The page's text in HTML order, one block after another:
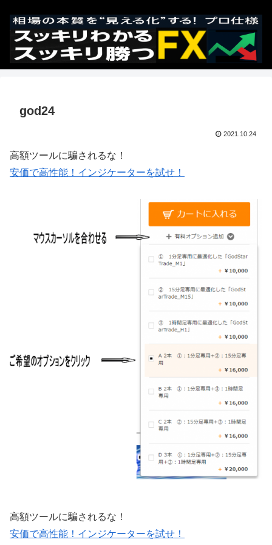
god24
2021.10.24
高額ツールに騙されるな！
安価で高性能！インジケーターを試せ！
高額ツールに騙されるな！
安価で高性能！インジケーターを試せ！